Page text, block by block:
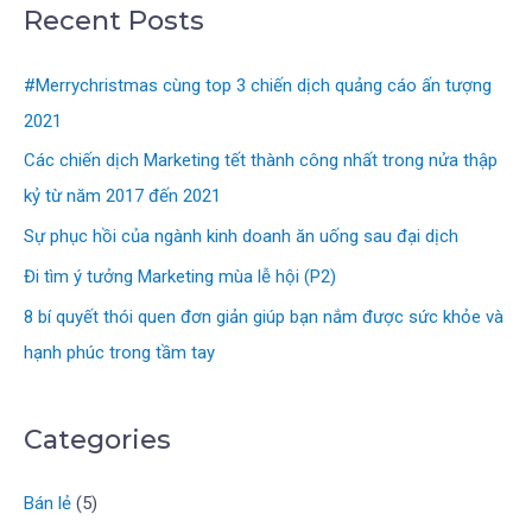
Recent Posts
#Merrychristmas cùng top 3 chiến dịch quảng cáo ấn tượng
2021
Các chiến dịch Marketing tết thành công nhất trong nửa thập
kỷ từ năm 2017 đến 2021
Sự phục hồi của ngành kinh doanh ăn uống sau đại dịch
Đi tìm ý tưởng Marketing mùa lễ hội (P2)
8 bí quyết thói quen đơn giản giúp bạn nắm được sức khỏe và
hạnh phúc trong tầm tay
Categories
Bán lẻ (5)